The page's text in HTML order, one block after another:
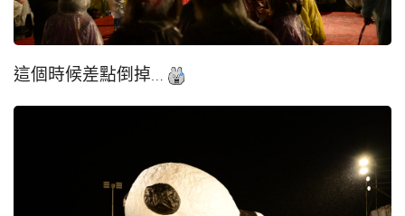
這個時候差點倒掉…